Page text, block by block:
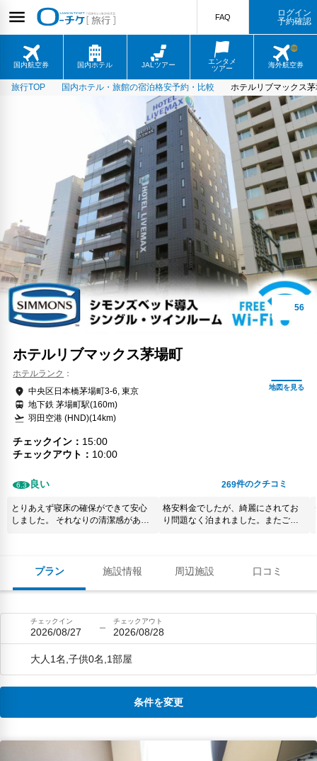
国内航空券 国内ホテル JALツアー
エンタメ
ツアー
海外航空券
FAQ
ログイン
予約確認
旅行TOP 国内ホテル・旅館の宿泊格安予約・比較 ホテルリブマックス
プラン 施設情報 周辺施設 口コミ
ホテルリブマックス茅場町
ホテルランク
中央区日本橋茅場町3-6, 東京
地下鉄 茅場町駅(160m)
羽田空港 (HND)(14km)
チェックイン
15:00
チェックアウト
10:00
6.3 良い 269件のクチコミ
とりあえず寝床の確保ができて安心
しました。 それなりの清潔感があっ
格安料金でしたが、綺麗にされてお
り問題なく泊まれました。またご利
チェックイン
2026/08/27
チェックアウト
2026/08/28
大人1名,子供0名,1部屋
条件を変更